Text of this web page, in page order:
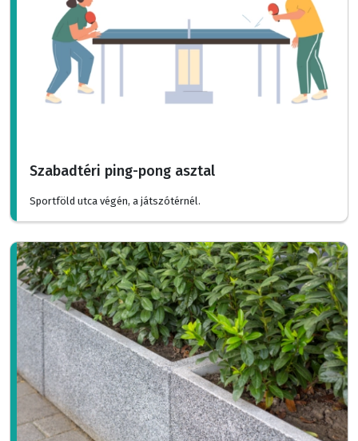
Szabadtéri ping-pong asztal
Sportföld utca végén, a játszótérnél.